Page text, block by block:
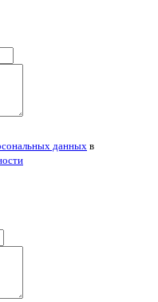
данных в